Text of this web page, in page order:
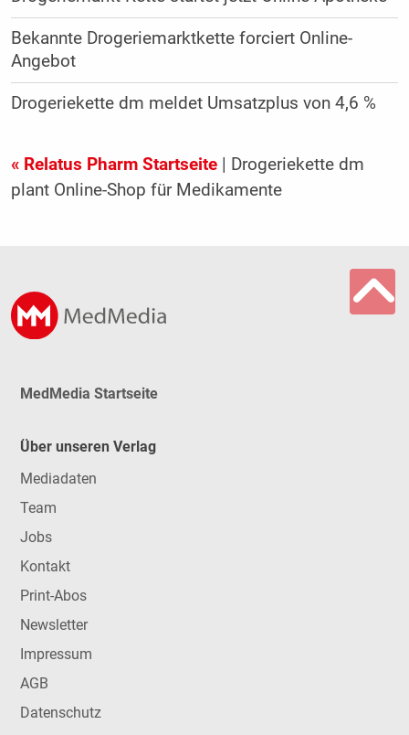
Bekannte Drogeriemarktkette forciert Online-
Angebot
Drogeriekette dm meldet Umsatzplus von 4,6 %
« Relatus Pharm Startseite| Drogeriekette dm
plant Online-Shop für Medikamente
MedMedia Startseite
Über unseren Verlag
Mediadaten
Team
Jobs
Kontakt
Print-Abos
Newsletter
Impressum
AGB
Datenschutz